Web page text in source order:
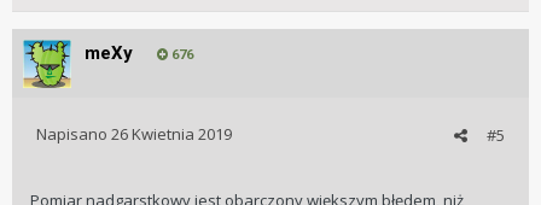
meXy 676
#5
Napisano 26 Kwietnia 2019
Pomiar nadgarstkowy jest obarczony większym błędem, niż